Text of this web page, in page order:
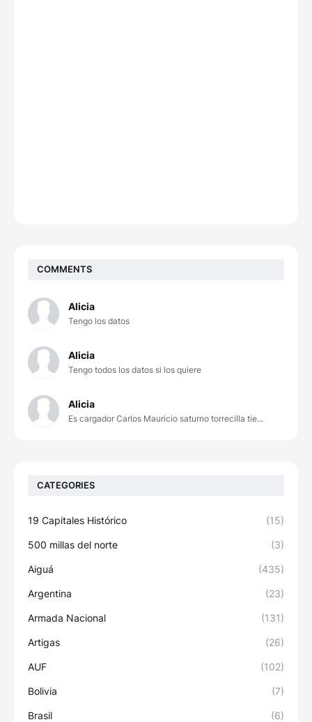
COMMENTS
Alicia
Tengo los datos
Alicia
Tengo todos los datos si los quiere
Alicia
Es cargador Carlos Mauricio saturno torrecilla tie...
CATEGORIES
19 Capitales Histórico (15)
500 millas del norte (3)
Aiguá (435)
Argentina (23)
Armada Nacional (131)
Artigas (26)
AUF (102)
Bolivia (7)
Brasil (6)